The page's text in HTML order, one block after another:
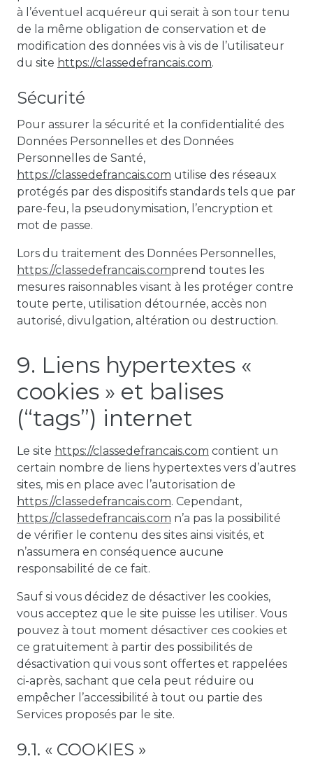
à l’éventuel acquéreur qui serait à son tour tenu
de la même obligation de conservation et de
modification des données vis à vis de l’utilisateur
du site https://classedefrancais.com.
Sécurité
Pour assurer la sécurité et la confidentialité des
Données Personnelles et des Données
Personnelles de Santé,
https://classedefrancais.com utilise des réseaux
protégés par des dispositifs standards tels que par
pare-feu, la pseudonymisation, l’encryption et
mot de passe.
Lors du traitement des Données Personnelles,
https://classedefrancais.comprend toutes les
mesures raisonnables visant à les protéger contre
toute perte, utilisation détournée, accès non
autorisé, divulgation, altération ou destruction.
9. Liens hypertextes «
cookies » et balises
(“tags”) internet
Le site https://classedefrancais.com contient un
certain nombre de liens hypertextes vers d’autres
sites, mis en place avec l’autorisation de
https://classedefrancais.com. Cependant,
https://classedefrancais.com n’a pas la possibilité
de vérifier le contenu des sites ainsi visités, et
n’assumera en conséquence aucune
responsabilité de ce fait.
Sauf si vous décidez de désactiver les cookies,
vous acceptez que le site puisse les utiliser. Vous
pouvez à tout moment désactiver ces cookies et
ce gratuitement à partir des possibilités de
désactivation qui vous sont offertes et rappelées
ci-après, sachant que cela peut réduire ou
empêcher l’accessibilité à tout ou partie des
Services proposés par le site.
9.1. « COOKIES »